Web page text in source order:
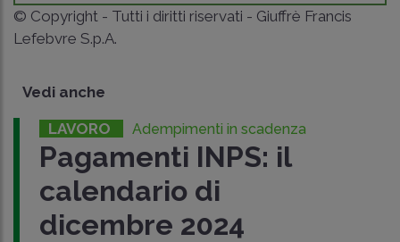
© Copyright - Tutti i diritti riservati - Giuffrè Francis
Lefebvre S.p.A.
Vedi anche
LAVORO Adempimenti in scadenza
Pagamenti INPS: il
calendario di
dicembre 2024